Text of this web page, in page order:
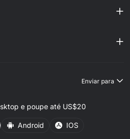
Enviar para
e poupe até US$20
Android IOS